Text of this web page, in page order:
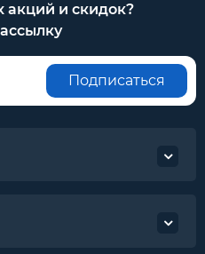
акций и скидок?
Подписаться